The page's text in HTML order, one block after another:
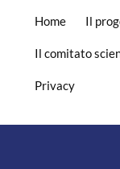
Home Il
Il comitato
Privacy